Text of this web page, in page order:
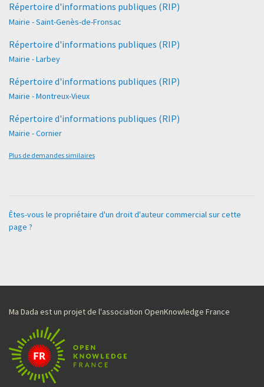
Répertoire d'informations publiques (RIP)
Mairie - Saint-Genès-de-Fronsac
Répertoire d'informations publiques (RIP)
Mairie - Larbey
Répertoire d'informations publiques (RIP)
Mairie - Montreux-Vieux
Répertoire d'informations publiques (RIP)
Mairie - Cornier
Plus de demandes similaires
Êtes-vous le propriétaire d'un droit d'auteur commercial sur cette
page ?
Ma Dada est un projet de l'association OpenKnowledge France